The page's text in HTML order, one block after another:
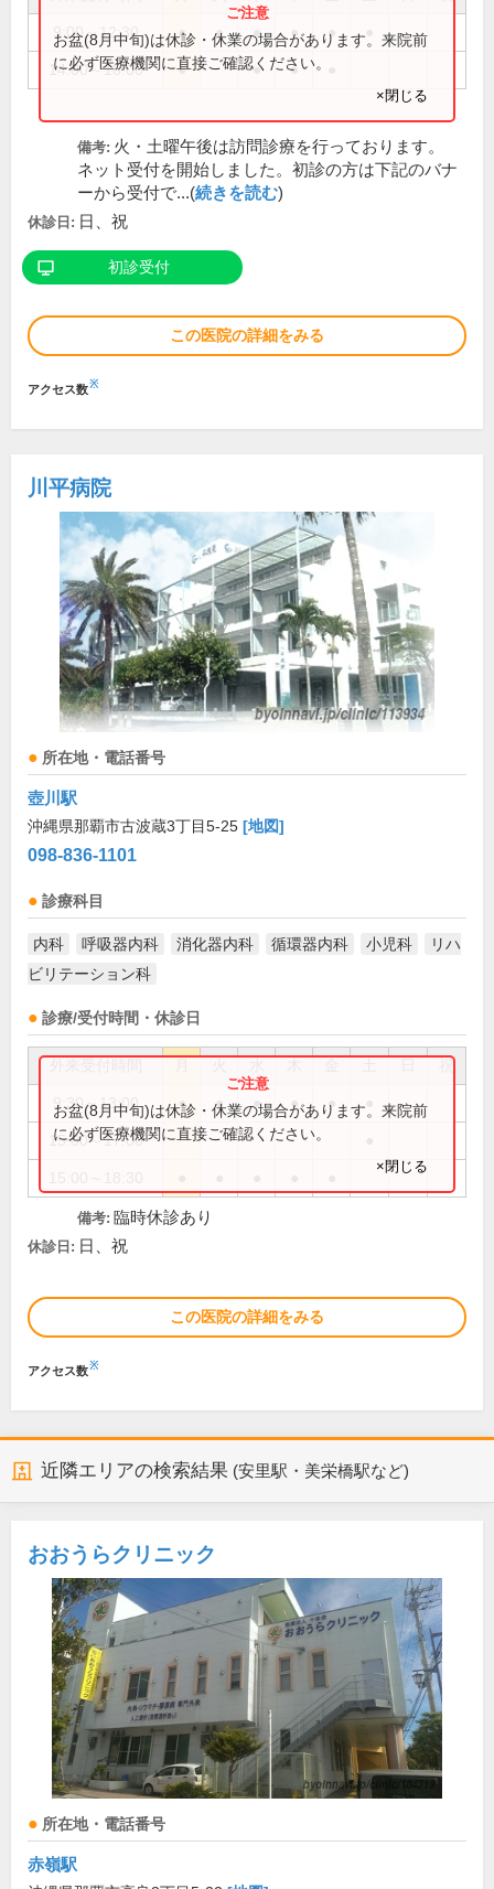
9:00～12:30 ● ● ● ● ●
14:00～18:00 ● ● ●
お盆(8月中旬)は休診・休業の場合があります。来院前
に必ず医療機関に直接ご確認ください。
×閉じる
備考: 火・土曜午後は訪問診療を行っております。
ネット受付を開始しました。初診の方は下記のバナ
ーから受付で...(続きを読む)
休診日: 日、祝
初診受付
この医院の詳細をみる
アクセス数※
川平病院
所在地・電話番号
壺川駅
沖縄県那覇市古波蔵3丁目5-25 [地図]
098-836-1101
診療科目
内科 呼吸器内科 消化器内科 循環器内科 小児科
リハ
ビリテーション科
診療/受付時間・休診日
祝
9:30～13:00 ● ● ● ● ●
15:00～17:00
お盆(8月中旬)は休診・休業の場合があります。来院前
に必ず医療機関に直接ご確認ください。
×閉じる
備考: 臨時休診あり
休診日: 日、祝
この医院の詳細をみる
アクセス数※
近隣エリアの検索結果 (安里駅・美栄橋駅など)
おおうらクリニック
所在地・電話番号
赤嶺駅